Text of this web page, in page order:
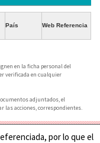
País Web Referencia
en la ficha personal del
verificada en cualquier
adjuntados, el
las acciones, correspondientes.
por lo que el